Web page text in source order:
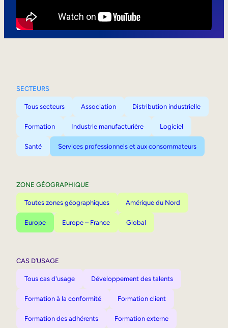
SECTEURS
Tous secteurs Association Distribution industrielle
Formation Industrie manufacturière Logiciel
Santé Services professionnels et aux consommateurs
ZONE GÉOGRAPHIQUE
Toutes zones géographiques Amérique du Nord
Europe Europe – France Global
CAS D’USAGE
Tous cas d'usage Développement des talents
Formation à la conformité Formation client
Formation des adhérents Formation externe